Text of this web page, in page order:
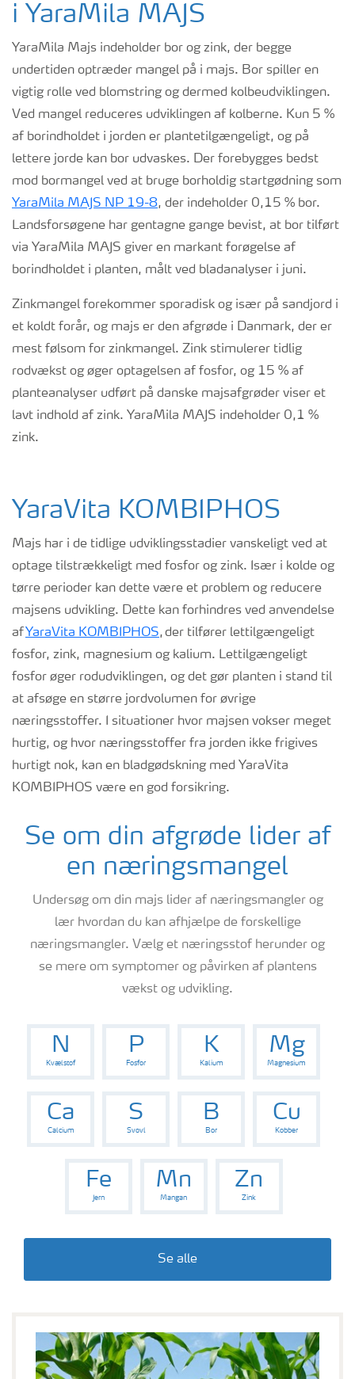
i YaraMila MAJS
YaraMila Majs indeholder bor og zink, der begge
undertiden optræder mangel på i majs. Bor spiller en
vigtig rolle ved blomstring og dermed kolbeudviklingen.
Ved mangel reduceres udviklingen af kolberne. Kun 5 %
af borindholdet i jorden er plantetilgængeligt, og på
lettere jorde kan bor udvaskes. Der forebygges bedst
mod bormangel ved at bruge borholdig startgødning som
YaraMila MAJS NP 19-8, der indeholder 0,15 % bor.
Landsforsøgene har gentagne gange bevist, at bor tilført
via YaraMila MAJS giver en markant forøgelse af
borindholdet i planten, målt ved bladanalyser i juni.
Zinkmangel forekommer sporadisk og især på sandjord i
et koldt forår, og majs er den afgrøde i Danmark, der er
mest følsom for zinkmangel. Zink stimulerer tidlig
rodvækst og øger optagelsen af fosfor, og 15 % af
planteanalyser udført på danske majsafgrøder viser et
lavt indhold af zink. YaraMila MAJS indeholder 0,1 %
zink.
YaraVita KOMBIPHOS
Majs har i de tidlige udviklingsstadier vanskeligt ved at
optage tilstrækkeligt med fosfor og zink. Især i kolde og
tørre perioder kan dette være et problem og reducere
majsens udvikling. Dette kan forhindres ved anvendelse
afYaraVita KOMBIPHOS, der tilfører lettilgængeligt
fosfor, zink, magnesium og kalium. Lettilgængeligt
fosfor øger rodudviklingen, og det gør planten i stand til
at afsøge en større jordvolumen for øvrige
næringsstoffer. I situationer hvor majsen vokser meget
hurtig, og hvor næringsstoffer fra jorden ikke frigives
hurtigt nok, kan en bladgødskning med YaraVita
KOMBIPHOS være en god forsikring.
Se om din afgrøde lider af
en næringsmangel
Undersøg om din majs lider af næringsmangler og
lær hvordan du kan afhjælpe de forskellige
næringsmangler. Vælg et næringsstof herunder og
se mere om symptomer og påvirken af plantens
vækst og udvikling.
N
Kvælstof
P
Fosfor
K
Kalium
Mg
Magnesium
Ca
Calcium
S
Svovl
B
Bor
Cu
Kobber
Fe
Jern
Mn
Mangan
Zn
Zink
Se alle